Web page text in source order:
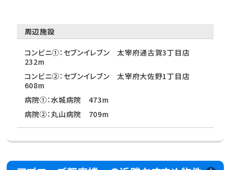
周辺施設
コンビニ①：セブンイレブン 太宰府通古賀3丁目店
232m
コンビニ②：セブンイレブン 太宰府大佐野1丁目店
608m
病院①：水城病院 473m
病院②：丸山病院 709m